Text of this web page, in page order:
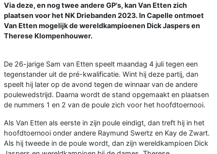
Via deze, en nog twee andere GP's, kan Van Etten zich
plaatsen voor het NK Driebanden 2023. In Capelle ontmoet
Van Etten mogelijk de wereldkampioenen Dick Jaspers en
Therese Klompenhouwer.
De 26-jarige Sam van Etten speelt maandag 4 juli tegen een
tegenstander uit de pré-kwalificatie. Wint hij deze partij, dan
speelt hij later op de avond tegen de winnaar van de andere
poulewedstrijd. Daarna wordt de stand opgemaakt en plaatsen
de nummers 1 en 2 van de poule zich voor het hoofdtoernooi.
Als Van Etten als eerste in zijn poule eindigt, dan treft hij in het
hoofdtoernooi onder andere Raymund Swertz en Kay de Zwart.
Als hij tweede in de poule wordt, dan zijn wereldkampioen Dick